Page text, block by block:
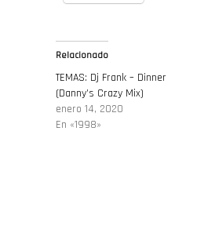
Relacionado
TEMAS: Dj Frank – Dinner
(Danny’s Crazy Mix)
enero 14, 2020
En «1998»